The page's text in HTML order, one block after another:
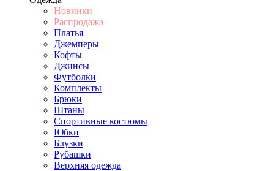
Новинки
Распродажа
Платья
Джемперы
Кофты
Джинсы
Футболки
Комплекты
Брюки
Штаны
Спортивные костюмы
Юбки
Блузки
Рубашки
Верхняя одежда